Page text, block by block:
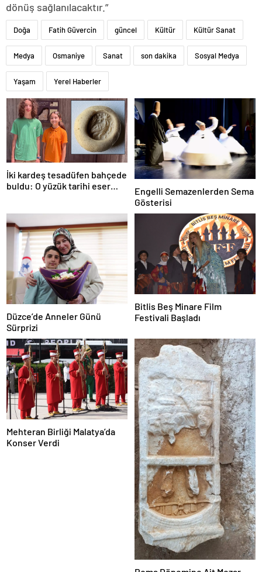
dönüş sağlanılacaktır.”
Doğa Fatih Güvercin güncel Kültür Kültür Sanat
Medya Osmaniye Sanat son dakika Sosyal Medya
Yaşam Yerel Haberler
İki kardeş tesadüfen bahçede
buldu: O yüzük tarihi eser
Engelli Semazenlerden Sema
Gösterisi
Düzce’de Anneler Günü
Sürprizi
Bitlis Beş Minare Film
Festivali Başladı
Mehteran Birliği Malatya’da
Konser Verdi